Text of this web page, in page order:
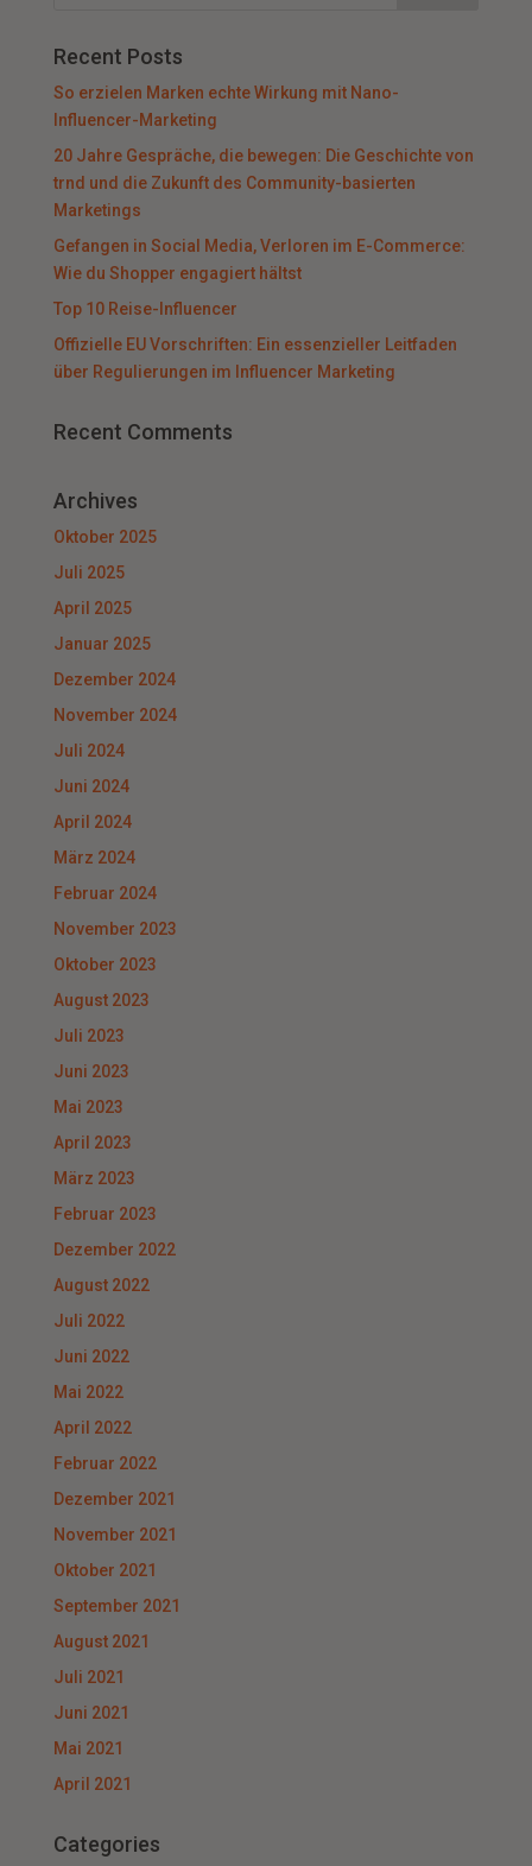
Recent Posts
So erzielen Marken echte Wirkung mit Nano-
Influencer-Marketing
20 Jahre Gespräche, die bewegen: Die Geschichte von
trnd und die Zukunft des Community-basierten
Marketings
Gefangen in Social Media, Verloren im E-Commerce:
Wie du Shopper engagiert hältst
Top 10 Reise-Influencer
Offizielle EU Vorschriften: Ein essenzieller Leitfaden
über Regulierungen im Influencer Marketing
Recent Comments
Archives
Oktober 2025
Juli 2025
April 2025
Januar 2025
Dezember 2024
November 2024
Juli 2024
Juni 2024
April 2024
März 2024
Februar 2024
November 2023
Oktober 2023
August 2023
Juli 2023
Juni 2023
Mai 2023
April 2023
März 2023
Februar 2023
Dezember 2022
August 2022
Juli 2022
Juni 2022
Mai 2022
April 2022
Februar 2022
Dezember 2021
November 2021
Oktober 2021
September 2021
August 2021
Juli 2021
Juni 2021
Mai 2021
April 2021
Categories